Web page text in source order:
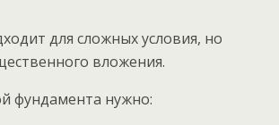
для сложных условия, но
вложения.
фундамента нужно: